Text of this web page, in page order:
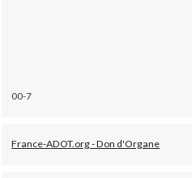
00-7
France-ADOT.org - Don d'Organe